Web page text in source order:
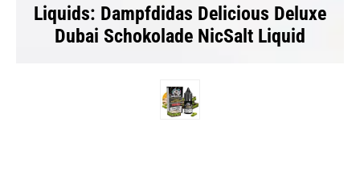
Liquids: Dampfdidas Delicious Deluxe
Dubai Schokolade NicSalt Liquid